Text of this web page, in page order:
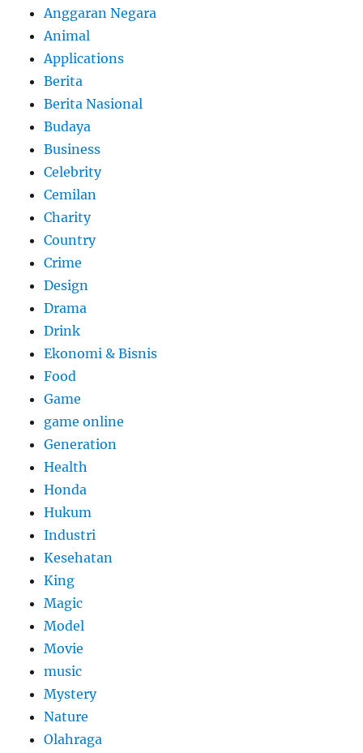
Anggaran Negara
Animal
Applications
Berita
Berita Nasional
Budaya
Business
Celebrity
Cemilan
Charity
Country
Crime
Design
Drama
Drink
Ekonomi & Bisnis
Food
Game
game online
Generation
Health
Honda
Hukum
Industri
Kesehatan
King
Magic
Model
Movie
music
Mystery
Nature
Olahraga